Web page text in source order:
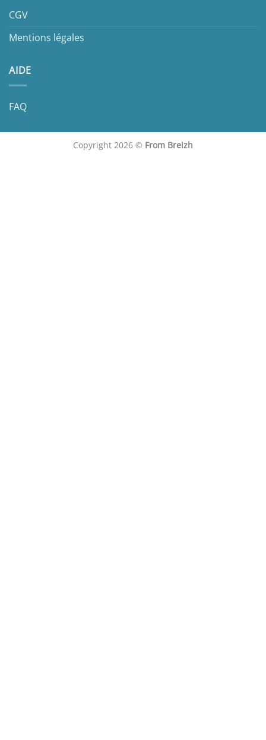
CGV
Mentions légales
AIDE
FAQ
Copyright 2026 © From Breizh